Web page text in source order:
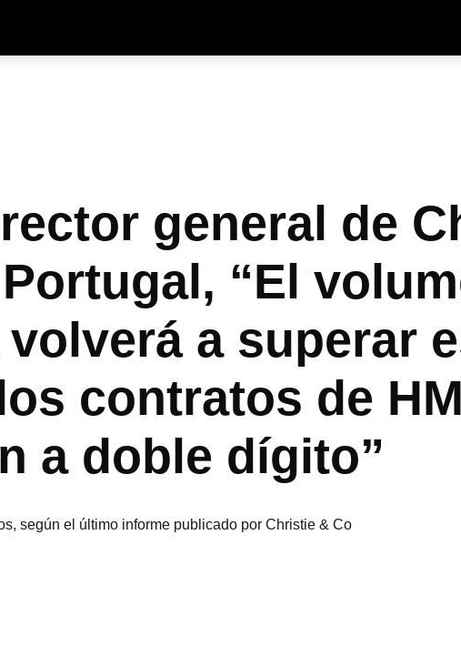
general de
“El
a superar
contratos de
a doble dígito”
según el último informe publicado por Christie & Co